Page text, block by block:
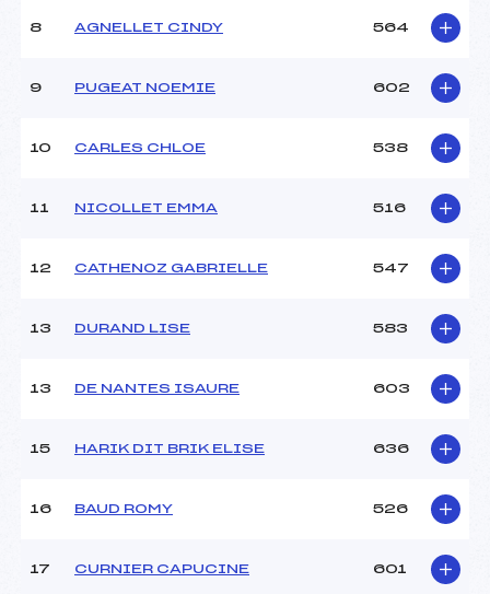
Ouvreurs C :
Ouvreurs B :
Ouvreurs D :
Température arrivée :
U12
8 AGNELLET CINDY 564
9 PUGEAT NOEMIE 602
10 CARLES CHLOE 538
11 NICOLLET EMMA 516
12 CATHENOZ GABRIELLE 547
13 DURAND LISE 583
13 DE NANTES ISAURE 603
15 HARIK DIT BRIK ELISE 636
16 BAUD ROMY 526
17 CURNIER CAPUCINE 601